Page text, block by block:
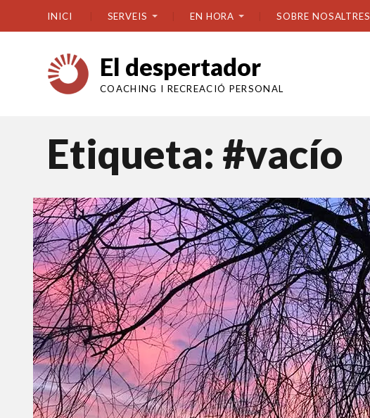
INICI SERVEIS EN HORA SOBRE NOSALTRES
El despertador
COACHING I RECREACIÓ PERSONAL
Etiqueta: #vacío